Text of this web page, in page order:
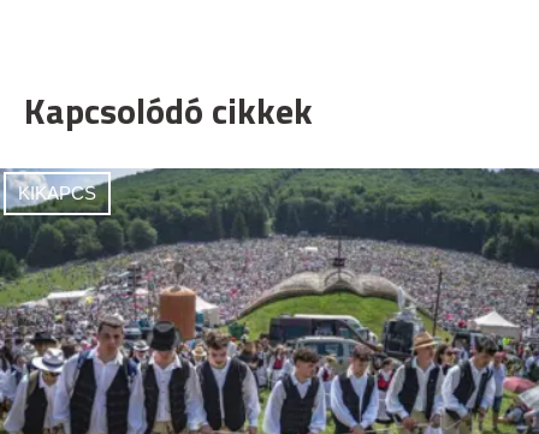
Kapcsolódó cikkek
KIKAPCS